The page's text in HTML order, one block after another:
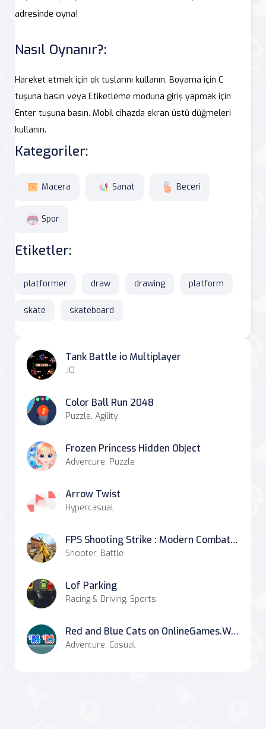
adresinde oyna!
Nasıl Oynanır?:
Hareket etmek için ok tuşlarını kullanın, Boyama için C
tuşuna basın veya Etiketleme moduna giriş yapmak için
Enter tuşuna basın. Mobil cihazda ekran üstü düğmeleri
kullanın.
Kategoriler:
Macera Sanat Beceri
Spor
Etiketler:
platformer draw drawing platform
skate skateboard
Tank Battle io Multiplayer
.IO
Color Ball Run 2048
Puzzle, Agility
Frozen Princess Hidden Object
Adventure, Puzzle
Arrow Twist
Hypercasual
FPS Shooting Strike : Modern Combat War 2k20
Shooter, Battle
Lof Parking
Racing & Driving, Sports
Red and Blue Cats on OnlineGames.World!
Adventure, Casual